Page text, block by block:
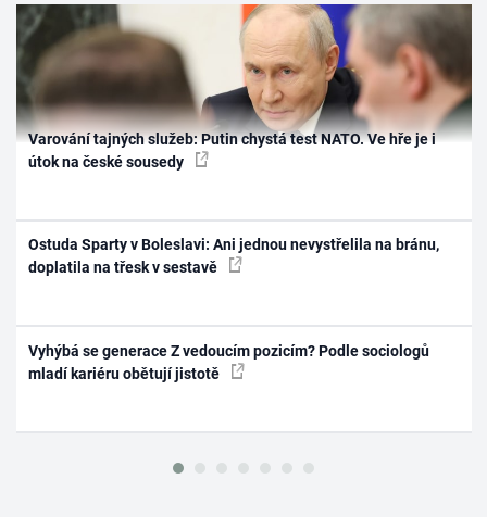
Varování tajných služeb: Putin chystá test NATO. Ve hře je i
útok na české sousedy
Ostuda Sparty v Boleslavi: Ani jednou nevystřelila na bránu,
doplatila na třesk v sestavě
Vyhýbá se generace Z vedoucím pozicím? Podle sociologů
mladí kariéru obětují jistotě